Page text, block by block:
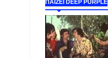
ΠΑΙΖΕΙ DEEP PURPLE